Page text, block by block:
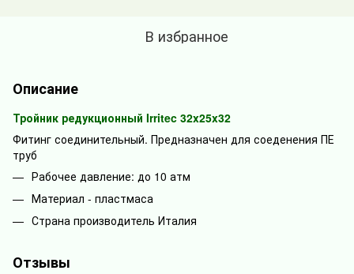
В избранное
Описание
Тройник редукционный Irritec 32x25x32
Фитинг соединительный. Предназначен для соеденения ПЕ
труб
Рабочее давление: до 10 атм
Материал - пластмаса
Страна производитель Италия
Отзывы